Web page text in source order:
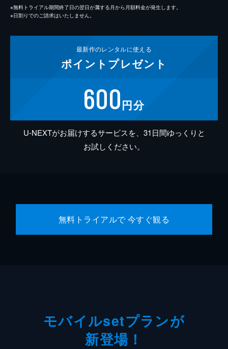
※無料トライアル期間終了日の翌日が属する月から月額料金が発生します。
※日割りでのご請求はいたしません。
最新作のレンタルに使える
ポイント プレゼント
600円分
U-NEXTがお届けするサービスを、31日間ゆっくりと
お試しください。
無料トライアルで 今すぐ観る
モバイルsetプランが
新登場！